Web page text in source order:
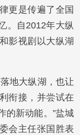
更是传遍了全国
。自2012年大纵
影视剧以大纵湖
地大纵湖，也让
衔接，并尝试在
的新动能。”盐城
会主任张国胜表